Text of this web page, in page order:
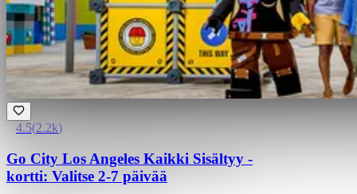
4.5(2.2k)
Go City Los Angeles Kaikki Sisältyy -
kortti: Valitse 2-7 päivää